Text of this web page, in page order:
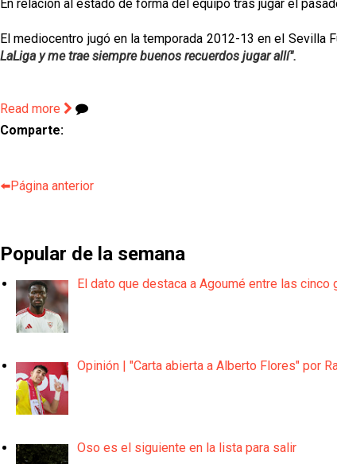
En relación al estado de forma del equipo tras jugar el
El mediocentro jugó en la temporada 2012-13 en el Sevilla
LaLiga y me trae siempre buenos recuerdos jugar allí".
Read more
Comparte:
⬅️Página anterior
Popular de la semana
El dato que destaca a Agoumé entre las cinco
Opinión | "Carta abierta a Alberto Flores" por
Oso es el siguiente en la lista para salir